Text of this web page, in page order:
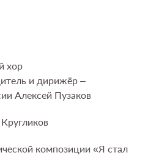
хор
и дирижёр –
Алексей Пузаков
композиции «Я стал